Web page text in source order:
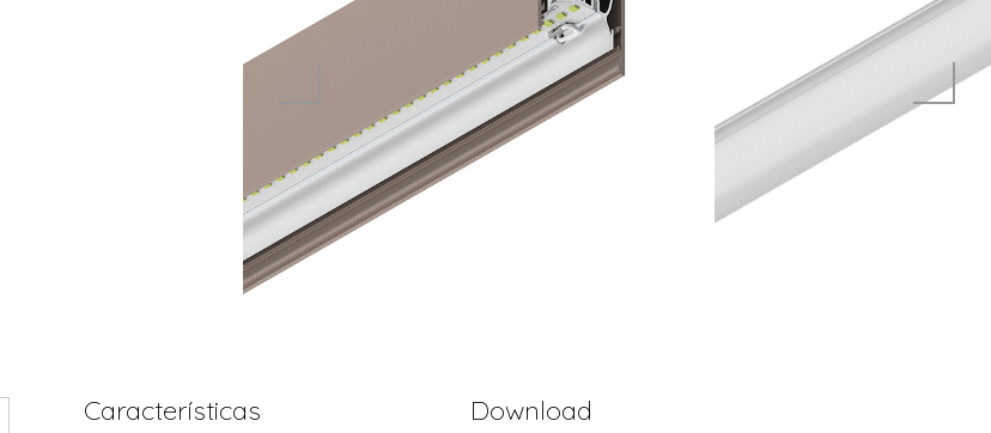
Características Download